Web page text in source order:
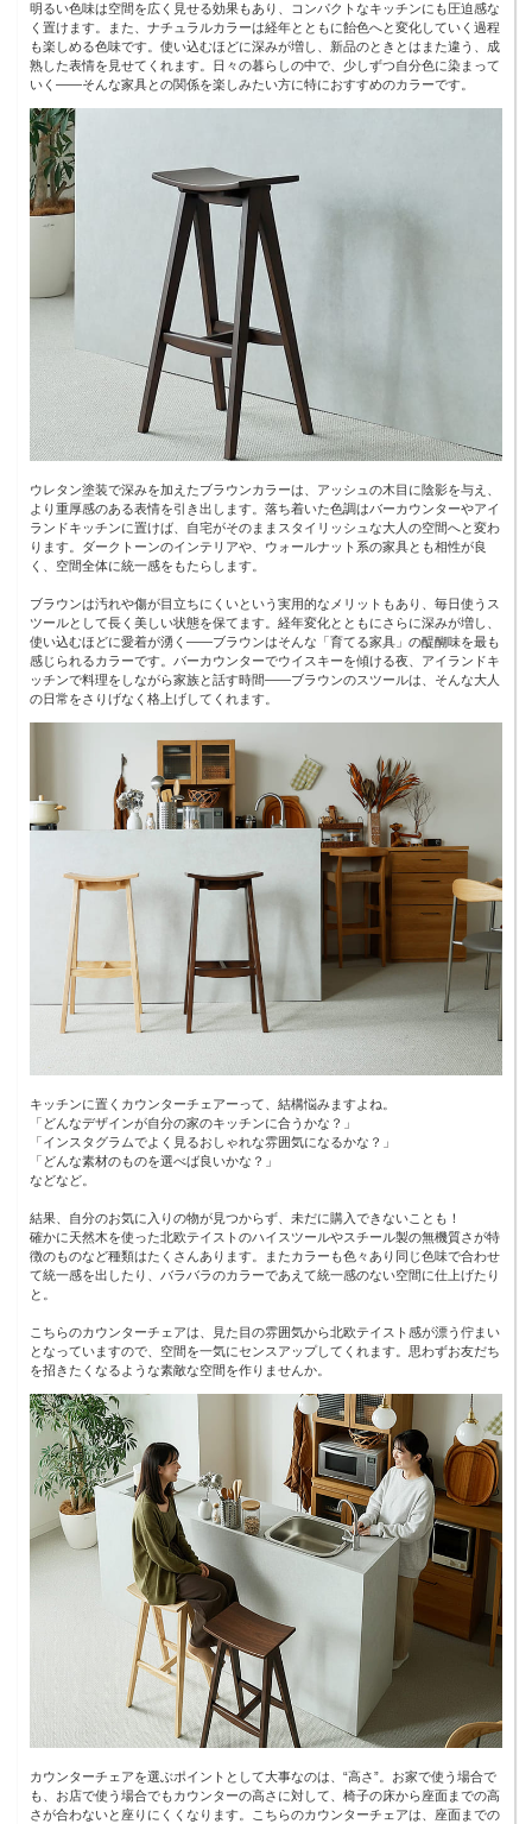
明るい色味は空間を広く見せる効果もあり、コンパクトなキッチンにも圧迫感な
く置けます。また、ナチュラルカラーは経年とともに飴色へと変化していく過程
も楽しめる色味です。使い込むほどに深みが増し、新品のときとはまた違う、成
熟した表情を見せてくれます。日々の暮らしの中で、少しずつ自分色に染まって
いく——そんな家具との関係を楽しみたい方に特におすすめのカラーです。
ウレタン塗装で深みを加えたブラウンカラーは、アッシュの木目に陰影を与え、
より重厚感のある表情を引き出します。落ち着いた色調はバーカウンターやアイ
ランドキッチンに置けば、自宅がそのままスタイリッシュな大人の空間へと変わ
ります。ダークトーンのインテリアや、ウォールナット系の家具とも相性が良
く、空間全体に統一感をもたらします。
ブラウンは汚れや傷が目立ちにくいという実用的なメリットもあり、毎日使うス
ツールとして長く美しい状態を保てます。経年変化とともにさらに深みが増し、
使い込むほどに愛着が湧く——ブラウンはそんな「育てる家具」の醍醐味を最も
感じられるカラーです。バーカウンターでウイスキーを傾ける夜、アイランドキ
ッチンで料理をしながら家族と話す時間——ブラウンのスツールは、そんな大人
の日常をさりげなく格上げしてくれます。
キッチンに置くカウンターチェアーって、結構悩みますよね。
「どんなデザインが自分の家のキッチンに合うかな？」
「インスタグラムでよく見るおしゃれな雰囲気になるかな？」
「どんな素材のものを選べば良いかな？」
などなど。
結果、自分のお気に入りの物が見つからず、未だに購入できないことも！
確かに天然木を使った北欧テイストのハイスツールやスチール製の無機質さが特
徴のものなど種類はたくさんあります。またカラーも色々あり同じ色味で合わせ
て統一感を出したり、バラバラのカラーであえて統一感のない空間に仕上げたり
と。
こちらのカウンターチェアは、見た目の雰囲気から北欧テイスト感が漂う佇まい
となっていますので、空間を一気にセンスアップしてくれます。思わずお友だち
を招きたくなるような素敵な空間を作りませんか。
カウンターチェアを選ぶポイントとして大事なのは、“高さ”。お家で使う場合で
も、お店で使う場合でもカウンターの高さに対して、椅子の床から座面までの高
さが合わないと座りにくくなります。こちらのカウンターチェアは、座面までの